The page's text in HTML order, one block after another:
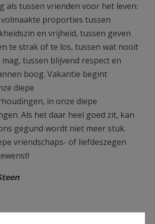
als tussen vrienden voor het leven:
proporties tussen
en vrijheid, tussen geven
te strak of te los, tussen wat nooit
tussen blijvend respect en
boog. Vakantie begint
diepe
in onze diepe
Als het daar heel goed zit, kan
gegund wordt niet meer stuk.
vriendschaps- of liefdeszegen